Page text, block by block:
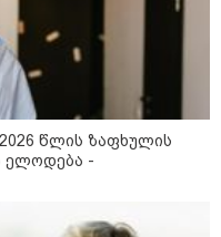
- ომის პირველ
გაცვლის, თუ
პროცესების
სხვა სიტყვის
აჯობებდა - არასდროს
ჩვენები
ან დატყვევებულს
ეგ არასდროს
არც რაიმე ფაქტი
დედა - საქმეში
ნოყიერი, პირდაპირი
- ნია
წლის ზაფხულის
ელოდება -